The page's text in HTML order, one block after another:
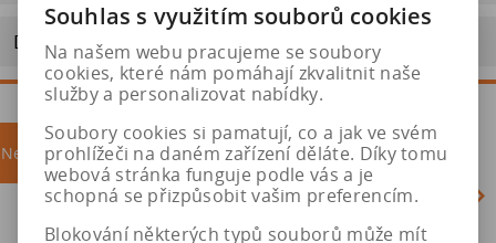
Doporučit výrobek
Nejprodávanější akce
Souhlas s využitím souborů cookies
Na našem webu pracujeme se soubory
cookies, které nám pomáhají zkvalitnit naše
služby a personalizovat nabídky.
Soubory cookies si pamatují, co a jak ve svém
prohlížeči na daném zařízení děláte. Díky tomu
webová stránka funguje podle vás a je
schopná se přizpůsobit vašim preferencím.
Blokování některých typů souborů může mít